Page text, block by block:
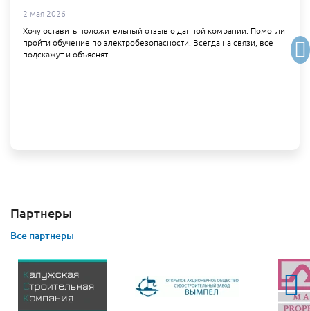
2 мая 2026
Хочу оставить положительный отзыв о данной комрании. Помогли
пройти обучение по электробезопасности. Всегда на связи, все
подскажут и объяснят
Партнеры
Все партнеры